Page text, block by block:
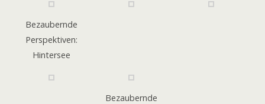
Bezaubernde
Perspektiven:
Hintersee
Bezaubernde